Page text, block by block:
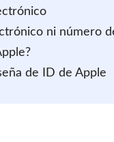
ni número
de ID de Apple